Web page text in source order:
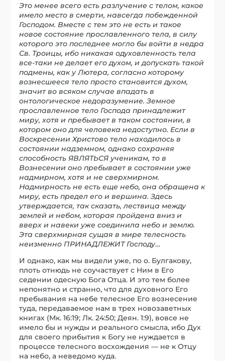
Это менее всего есть разлучение с телом, какое
имело место в смерти, навсегда побежденной
Господом. Вместе с тем это не есть и такое
новое состояние прославленного тела, в силу
которого это последнее могло бы войти в недра
Св. Троицы, ибо никакая одуховленность тела
все-таки не делает его духом, и допускать такой
подмены, как у Лютера, согласно которому
вознесшееся тело просто становится духом,
значит во всяком случае впадать в
онтологическое недоразумение. Земное
прославленное тело Господа принадлежит
миру, хотя и пребывает в таком состоянии, в
котором оно для человека недоступно. Если в
Воскресении Христово тело находилось в
состоянии надземном, однако сохраняя
способность ЯВЛЯТЬСЯ ученикам, то в
Вознесении оно пребывает в состоянии уже
надмирном, хотя и не сверхмирном.
Надмирность не есть еще небо, она обращена к
миру, есть предел его и вершина. Здесь
утверждается, так сказать, лествица между
землей и небом, которая пройдена вниз и
вверх и навеки уже соединила небо и землю.
Эта сверхмирная сущая в мире телесность
неизменно ПРИНАДЛЕЖИТ Господу…
И однако, как мы видели уже, по о. Булгакову,
плоть отнюдь не соучаствует с Ним в Его
седении одесную Бога Отца. И это тем более
непонятно и странно, что для духовного Его
пребывания на небе телесное Его вознесение
туда, передаваемое нам в трех новозаветных
книгах (Мк. 16:19; Лк. 24:50; Деян. 1:9), вовсе не
имело бы и нужды и реального смысла, ибо Дух
для своего прибытия к Богу не нуждается в
процессе телесного восхождения — не к Отцу
на небо, а неведомо куда.